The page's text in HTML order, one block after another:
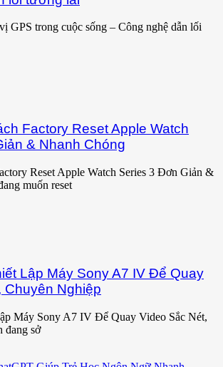
GPS trong cuộc sống – Công nghệ dẫn lối
Factory Reset Apple Watch
& Nhanh Chóng
Reset Apple Watch Series 3 Đơn Giản &
muốn reset
Lập Máy Sony A7 IV Để Quay
Chuyên Nghiệp
Máy Sony A7 IV Để Quay Video Sắc Nét,
đang sở